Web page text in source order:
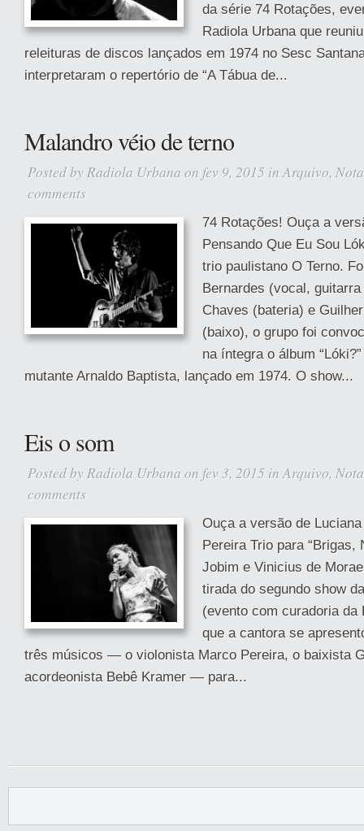
da série 74 Rotações,
Radiola Urbana que
releituras de discos lançados em 1974 no Sesc
interpretaram o repertório de “A Tábua de...
Malandro véio de terno
Posted by Radiola Urbana on fev 9, 2015 inArquivo,
comments
74 Rotações! Ouça a
Pensando Que Eu Sou
trio paulistano O Terno.
Bernardes (vocal,
Chaves (bateria) e
(baixo), o grupo foi
na íntegra o álbum
mutante Arnaldo Baptista, lançado em 1974. O show...
Eis o som
Posted by Radiola Urbana on fev 3, 2015 inArquivo,
comments
Ouça a versão de
Pereira Trio para “Brigas,
Jobim e Vinicius de
tirada do segundo show
(evento com curadoria da
que a cantora se
três músicos — o violonista Marco Pereira, o baixista
acordeonista Bebê Kramer — para...